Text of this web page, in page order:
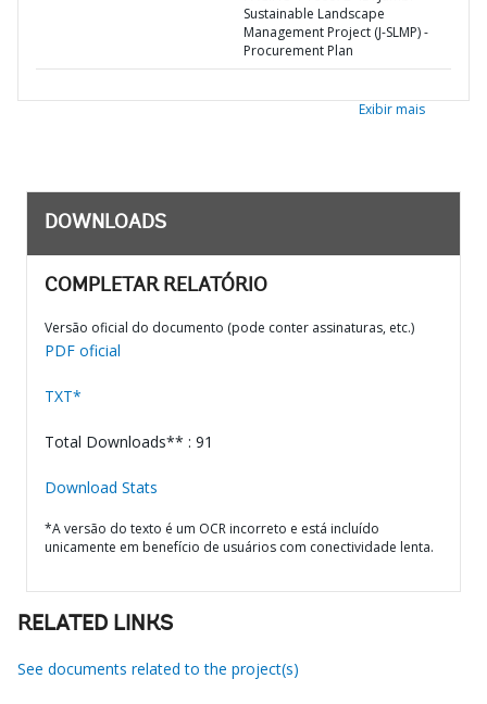
Sustainable Landscape
Management Project (J-SLMP) -
Procurement Plan
Exibir mais
DOWNLOADS
COMPLETAR RELATÓRIO
Versão oficial do documento (pode conter assinaturas, etc.)
PDF oficial
TXT*
Total Downloads** : 91
Download Stats
*A versão do texto é um OCR incorreto e está incluído
unicamente em benefício de usuários com conectividade lenta.
RELATED LINKS
See documents related to the project(s)